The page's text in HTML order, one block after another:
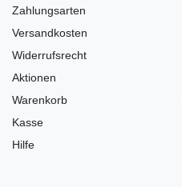
Zahlungsarten
Versandkosten
Widerrufsrecht
Aktionen
Warenkorb
Kasse
Hilfe